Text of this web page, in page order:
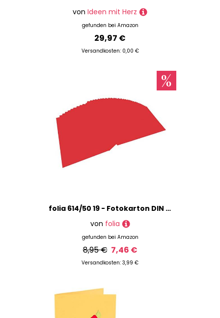
von Ideen mit Herz
gefunden bei Amazon
29,97 €
Versandkosten: 0,00 €
folia 614/50 19 - Fotokarton DIN A4, 300 g/qm, 50 Blatt, hibiscus - zum Basteln und kreativen Gestalten von Karten, Fensterbildern und für Scrapbooking
von folia
gefunden bei Amazon
8,95 € 7,46 €
Versandkosten: 3,99 €